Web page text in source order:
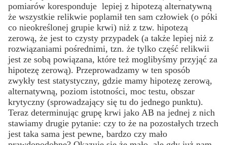
pomiarów koresponduje lepiej z hipotezą alternatywną
że wszystkie relikwie poplamił ten sam człowiek (o póki
co nieokreślonej grupie krwi) niż z tzw. hipotezą
zerową, że jest to czysty przypadek (a także lepiej niż z
rozwiązaniami pośrednimi, tzn. że tylko część relikwii
jest ze sobą powiązana, które też moglibyśmy przyjąć za
hipotezę zerową). Przeprowadzamy w ten sposób
zwykły test statystyczny, gdzie mamy hipotezę zerową,
alternatywną, poziom istotności, moc testu, obszar
krytyczny (sprowadzający się tu do jednego punktu).
Teraz determinując grupę krwi jako AB na jednej z nich
stawiamy drugie pytanie: czy to że na pozostałych trzech
jest taka sama jest pewne, bardzo czy mało